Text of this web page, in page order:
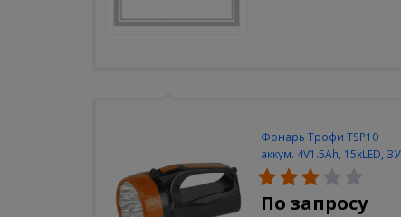
Фонарь Трофи TSP10
аккум. 4V1.5Ah, 15xLED, ЗУ
вилка 220V
По запросу